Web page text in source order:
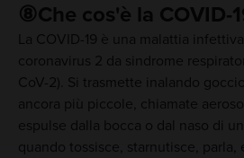
⑧Che cos'è la COVID-
La COVID-19 è una malattia
coronavirus 2 da sindrome
CoV-2). Si trasmette inalando
ancora più piccole, chiamate
espulse dalla bocca o dal naso di
quando tossisce, starnutisce,